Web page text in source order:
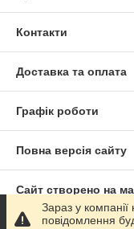
Контакти
Доставка та оплата
Графік роботи
Повна версія сайту
Сайт створено на
Зараз у
повідомлення